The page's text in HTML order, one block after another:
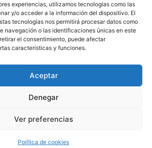
experiencias, utilizamos tecnologías como las
y/o acceder a la información del dispositivo. El
tecnologías nos permitirá procesar datos como
navegación o las identificaciones únicas en este
el consentimiento, puede afectar
características y funciones.
Aceptar
Denegar
Ver preferencias
Política de cookies
años: decálogo para un
saludable
de la hora de muerte en
derechos reservados